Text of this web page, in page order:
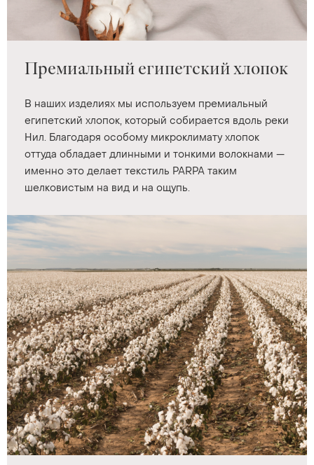
Премиальный египетский хлопок
В наших изделиях мы используем премиальный
египетский хлопок, который собирается вдоль реки
Нил. Благодаря особому микроклимату хлопок
оттуда обладает длинными и тонкими волокнами —
именно это делает текстиль PARPA таким
шелковистым на вид и на ощупь.